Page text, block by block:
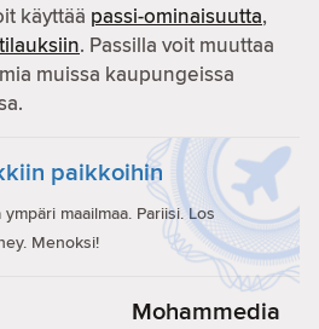
käyttää passi-ominaisuutta,
. Passilla voit muuttaa
muissa kaupungeissa
paikkoihin
maailmaa. Pariisi. Los
Menoksi!
Mohammedia